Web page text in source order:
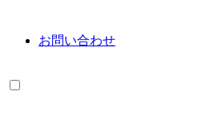
お問い合わせ